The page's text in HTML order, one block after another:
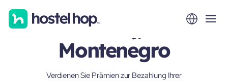
Ulcinj,
Montenegro
Verdienen Sie Prämien zur Bezahlung Ihrer